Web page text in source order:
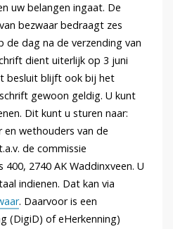
uw belangen ingaat. De
bezwaar bedraagt zes
dag na de verzending van
dient uiterlijk op 3 juni
besluit blijft ook bij het
gewoon geldig. U kunt
Dit kunt u sturen naar:
en wethouders van de
de commissie
2740 AK Waddinxveen. U
indienen. Dat kan via
. Daarvoor is een
(DigiD) of eHerkenning)